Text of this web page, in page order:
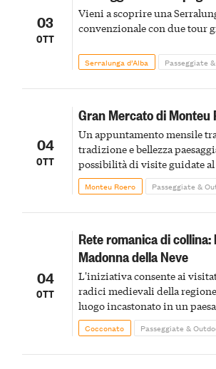
03
OTT
Vieni a scoprire una
convenzionale con due tour
Serralunga d’Alba Passeggiate
04
OTT
Gran Mercato di Monteu
Un appuntamento mensile
tradizione e bellezza
possibilità di visite guidate
Monteu Roero Passeggiate &
04
OTT
Rete romanica di collina:
Madonna della Neve
L'iniziativa consente ai
radici medievali della
luogo incastonato in un
caratterizzato da vigneti e
Cocconato Passeggiate &